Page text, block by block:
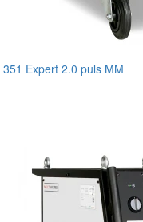
Expert 2.0 puls MM